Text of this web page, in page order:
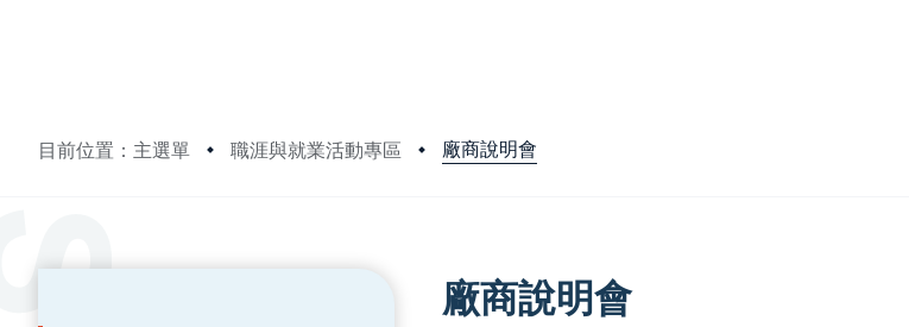
目前位置：主選單 職涯與就業活動專區 廠商說明會
:::
廠商說明會